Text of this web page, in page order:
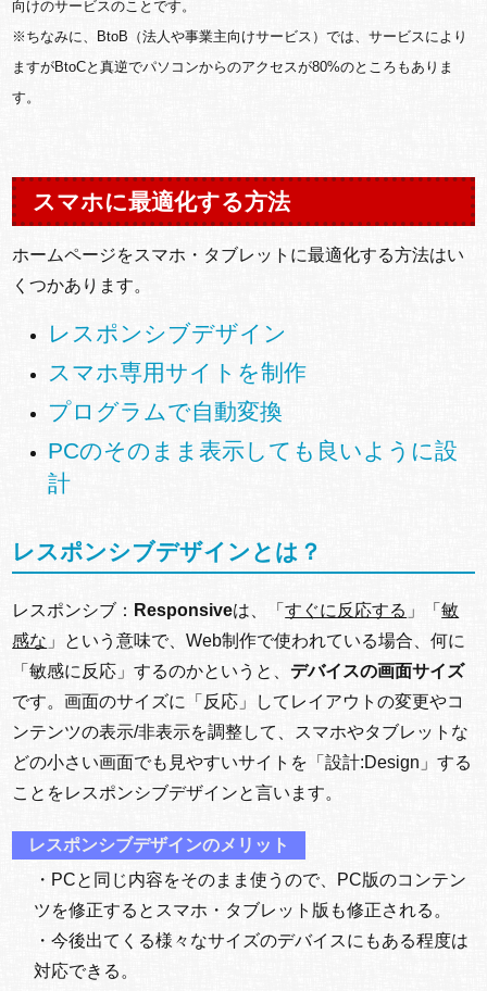
向けのサービスのことです。
※ちなみに、BtoB（法人や事業主向けサービス）では、サービスにより
ますがBtoCと真逆でパソコンからのアクセスが80%のところもありま
す。
スマホに最適化する方法
ホームページをスマホ・タブレットに最適化する方法はい
くつかあります。
レスポンシブデザイン
スマホ専用サイトを制作
プログラムで自動変換
PCのそのまま表示しても良いように設
計
レスポンシブデザインとは？
レスポンシブ： Responsiveは、「すぐに反応する 」「敏
感な 」という意味で、Web制作で使われている場合、何に
「敏感に反応」するのかというと、デバイスの画面サイズ
です。画面のサイズに「反応」してレイアウトの変更やコ
ンテンツの表示/非表示を調整して、スマホやタブレットな
どの小さい画面でも見やすいサイトを「設計:Design」する
ことをレスポンシブデザインと言います。
レスポンシブデザインのメリット
・PCと同じ内容をそのまま使うので、PC版のコンテン
ツを修正するとスマホ・タブレット版も修正される。
・今後出てくる様々なサイズのデバイスにもある程度は
対応できる。